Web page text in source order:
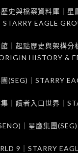
史與檔案資料庫｜
EAGLE
｜起點歷史與架構
HISTORY &
(SEG)｜STARRY
｜讀者入口世界｜
｜星鷹集團
9｜STARRY